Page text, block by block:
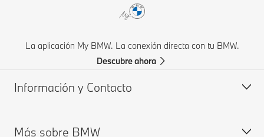
La aplicación My BMW. La conexión directa con tu BMW.
Descubre ahora
Información y Contacto
Atención a clientes
Más sobre BMW